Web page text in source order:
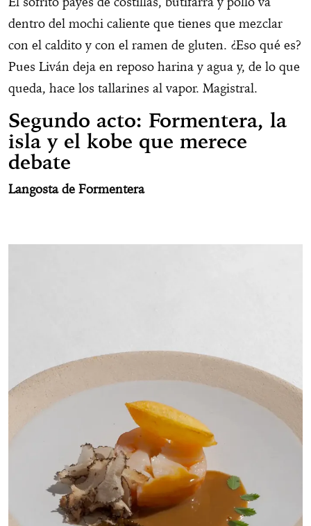
dentro del mochi caliente que tienes que mezclar
con el caldito y con el ramen de gluten. ¿Eso qué es?
Pues Liván deja en reposo harina y agua y, de lo que
queda, hace los tallarines al vapor. Magistral.
Segundo acto: Formentera, la
isla y el kobe que merece
debate
Langosta de Formentera